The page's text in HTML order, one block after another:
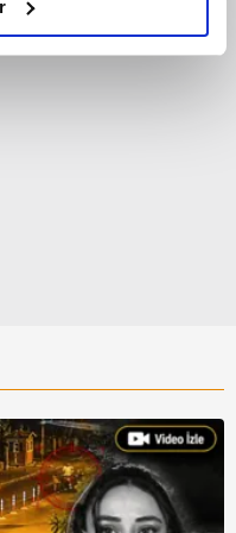
ve bu noktada,
noktasında tek gelir
sizlere yönelik
amaçlarıyla
kullanılacaktır.